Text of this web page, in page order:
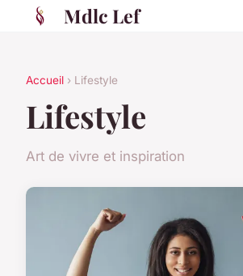
Mdlc Lef
Accueil › Lifestyle
Lifestyle
Art de vivre et inspiration